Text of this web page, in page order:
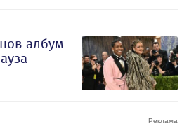
албум